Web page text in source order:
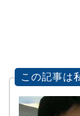
この記事は